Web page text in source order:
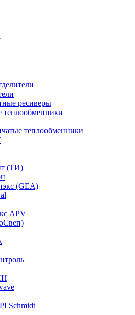
ресиверы
теплообменники
теплообменники
(ТИ)
(GEA)
APV
Schmidt